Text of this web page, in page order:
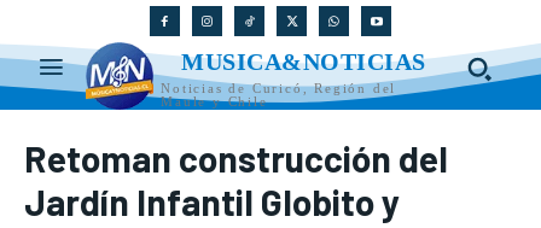
MUSICA&NOTICIAS
Noticias de Curicó, Región del
Maule y Chile
Retoman construcción del
Jardín Infantil Globito y